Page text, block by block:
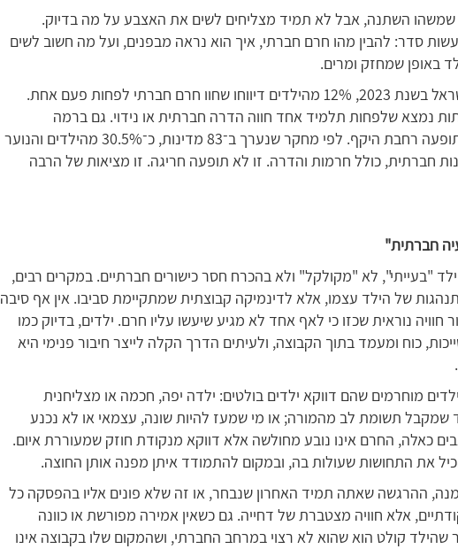
שמשהו השתנה, אבל לא תמיד מצליחים לשים את האצבע על מה בדיוק.
סדר: להבין מהו חרם חברתי, איך הוא נראה מבפנים, ועל מה חשוב לשים
באופן שמחזק ומרים.
לפי סקר שנערך בישראל בשנת 2023, 12% מהילדים דיווחו שחוו חרם חברתי לפחות פעם אחת.
מהכיתות נמצא שלפחות תלמיד אחד חווה הדרה חברתית או נידוי. גם ברמה
הגלובלית, מדובר בתופעה רחבת היקף. לפי מחקר שנערך ב־83 מדינות, כ־30.5% מהילדים והנוער
חברתית, כולל חרמות והדרה. זו לא תופעה חריגה. זו מציאות של הרבה
חברתית"
ילד "בעייתי", לא "מקולקל" ולא בהכרח חסר כישורים חברתיים. במקרים רבים,
של הילד עצמו, אלא לדינמיקה קבוצתית שמתקיימת סביבו. אין אף סיבה
חוויה נוראית שכזו כי לאף אחד לא מגיע שיעשו עליו חרם. ילדים, בדיוק כמו
כוח ומעמד בתוך הקבוצה, ולעיתים הדרך הקלה לייצר חיבור פנימי היא
מוחרמים שהם דווקא ילדים בולטים: ילדה יפה, חכמה או מצליחנית
שמקבל תשומת לב מהמורה; או מי שמעז להיות שונה, עצמאי או לא נכנע
כאלה, החרם אינו נובע מחולשה אלא דווקא מנקודת חוזק שמעוררת איום.
את התחושות שעולות בה, ובמקום להתמודד איתן מפנה אותן החוצה.
ההרגשה שאתה תמיד האחרון שנבחר, או זה שלא פונים אליו בהפסקה כל
אלא חוויה מצטברת של דחייה. גם כשאין אמירה מפורשת או כוונה
קולט הוא שהוא לא רצוי במרחב החברתי, ושהמקום שלו בקבוצה אינו